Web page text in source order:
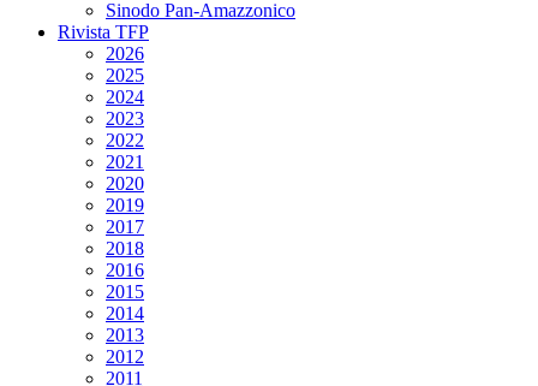
Sinodo Pan-Amazzonico
Rivista TFP
2026
2025
2024
2023
2022
2021
2020
2019
2017
2018
2016
2015
2014
2013
2012
2011